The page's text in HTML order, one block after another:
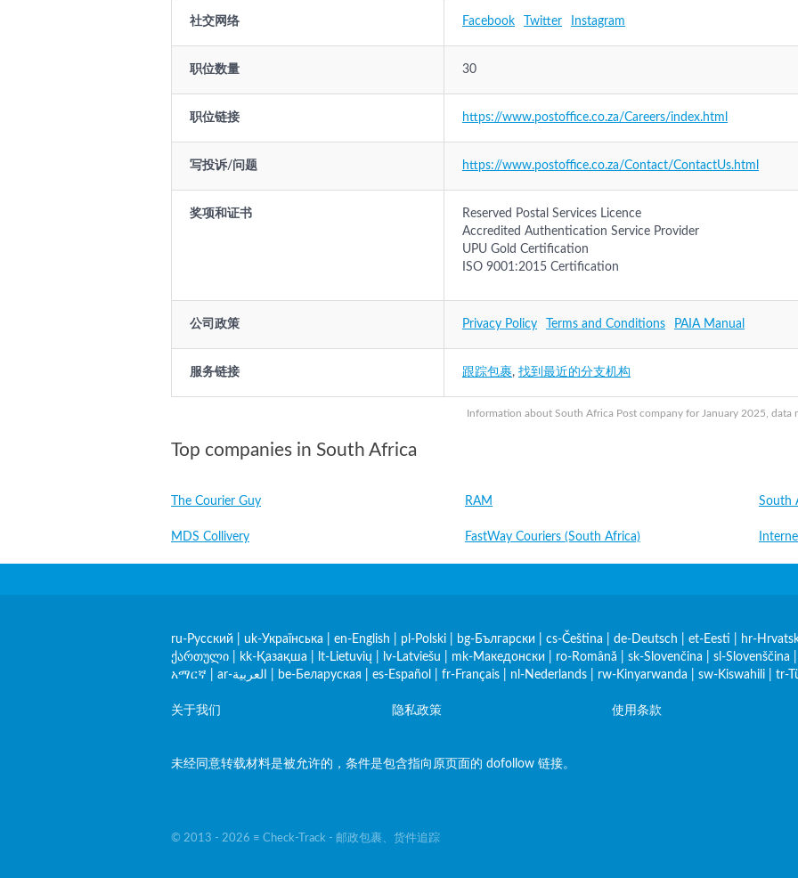
Information about South Africa Post company for January 2025, data
社交网络 Facebook Twitter Instagram
职位数量 30
职位链接 https://www.postoffice.co.za/Careers/index.html
写投诉/问题 https://www.postoffice.co.za/Contact/ContactUs.html
奖项和证书
Reserved Postal Services Licence
Accredited Authentication Service Provider
UPU Gold Certification
ISO 9001:2015 Certification
公司政策 Privacy Policy Terms and Conditions PAIA Manual
服务链接 跟踪包裹, 找到最近的分支机构
Top companies in South Africa
The Courier Guy RAM South
MDS Collivery FastWay Couriers (South Africa)
ru-Русский uk-Українська en-English pl-Polski bg-Български cs-Čeština de-Deutsch et-Eesti
hr-
ქართული
kk-Қазақша lt-Lietuvių lv-Latviešu mk-Македонски ro-Română sk-Slovenčina sl-Slovenščina
አማርኛ
ar-العربية be-Беларуская es-Español fr-Français nl-Nederlands rw-Kinyarwanda sw-Kiswahili tr-
关于我们 隐私政策 使用条款
未经同意转载材料是被允许的，条件是包含指向原页面的 dofollow 链接。
© 2013 - 2026 ≡ Check-Track - 邮政包裹、货件追踪